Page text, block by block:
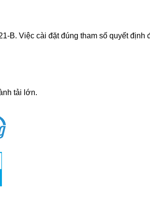
B. Việc cài đặt đúng tham số quyết định
tải lớn.